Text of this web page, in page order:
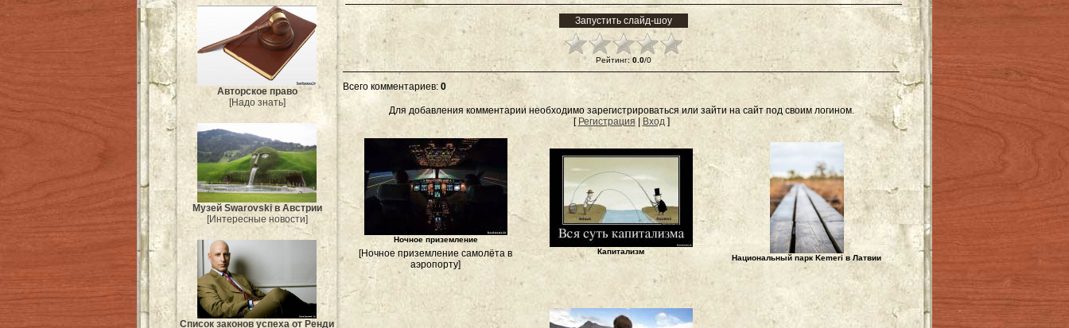
Авторское право
[Надо знать]
Музей Swarovski в Австрии
[Интересные новости]
Список законов успеха от Ренди
Рейтинг: 0.0/0
Всего комментариев: 0
Для добавления комментарии необходимо зарегистрироваться или зайти на сайт под своим логином.
[ Регистрация Вход]
Ночное приземление
[Ночное приземление самолёта в
аэропорту]
Капитализм
Национальный парк Kemeri в Латвии